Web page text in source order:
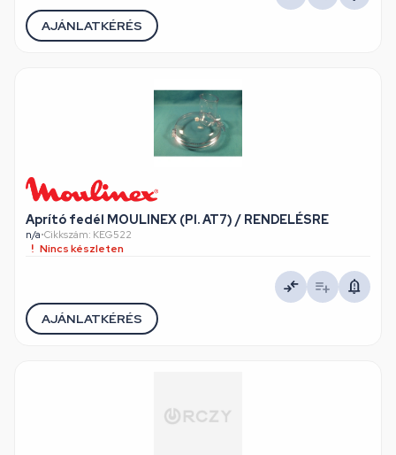
AJÁNLATKÉRÉS
Aprító fedél MOULINEX (Pl. AT7) / RENDELÉSRE
n/a•Cikkszám: KEG522
Nincs készleten
AJÁNLATKÉRÉS